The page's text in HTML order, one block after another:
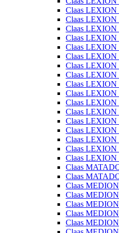
Claas LEXION
Claas LEXION
Claas LEXION
Claas LEXION
Claas LEXION
Claas LEXION
Claas LEXION
Claas LEXION
Claas LEXION
Claas LEXION
Claas LEXION
Claas LEXION
Claas LEXION
Claas LEXION
Claas LEXION
Claas LEXION
Claas LEXION
Claas
Claas
Claas
Claas
Claas
Claas
Claas